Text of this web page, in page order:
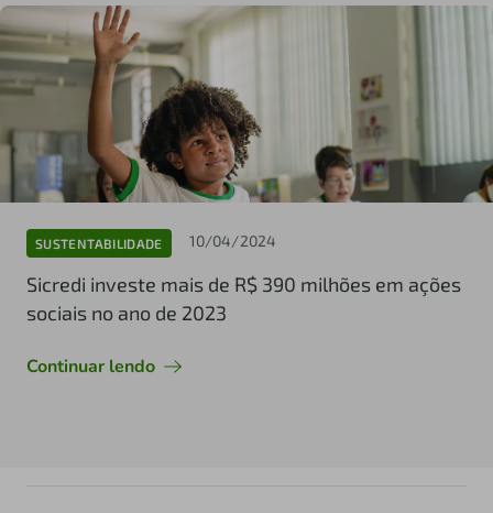
SUSTENTABILIDADE 10/04/2024
Sicredi investe mais de R$ 390 milhões em ações
sociais no ano de 2023
Continuar lendo